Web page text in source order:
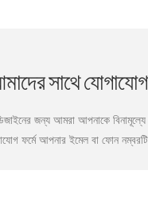
সাথে
জন্য আমরা আপনাকে বিনামূল্যে
ফর্মে আপনার ইমেল বা ফোন নম্বরটি